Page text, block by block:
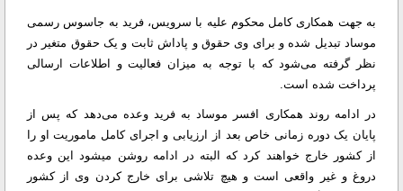
به جهت همکاری کامل محکوم علیه با سرویس، فرید به جاسوس رسمی
موساد تبدیل شده و برای وی حقوق و پاداش ثابت و یک حقوق متغیر در
نظر گرفته می‌شود که با توجه به میزان فعالیت و اطلاعات ارسالی
پرداخت شده است.
در ادامه روند همکاری افسر موساد به فرید وعده می‌دهد که پس از
پایان یک دوره زمانی خاص بعد از ارزیابی و اجرای کامل ماموریت او را
از کشور خارج خواهند کرد که البته در ادامه روشن میشود این وعده
دروغ و غیر واقعی است و هیچ تلاشی برای خارج کردن وی از کشور